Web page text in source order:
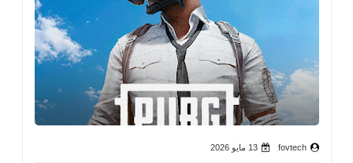
fovtech 13 مايو 2026